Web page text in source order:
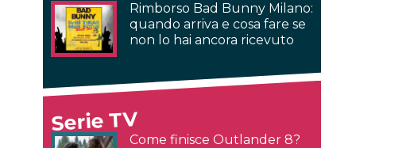
Rimborso Bad Bunny Milano:
quando arriva e cosa fare se
non lo hai ancora ricevuto
Serie TV
Come finisce Outlander 8?